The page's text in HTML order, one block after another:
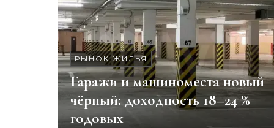
РЫНОК ЖИЛЬЯ
Гаражи и машиноместа новый
чёрный: доходность 18–24 %
годовых